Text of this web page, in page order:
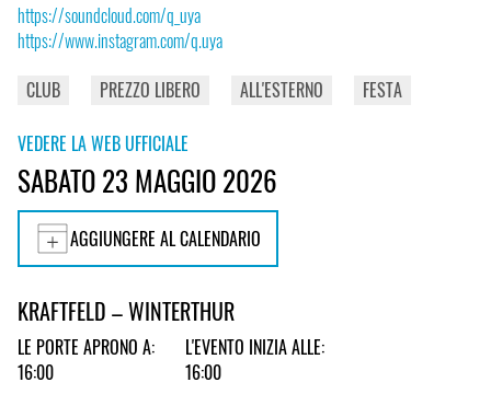
https://soundcloud.com/q_uya
https://www.instagram.com/q.uya
CLUB
PREZZO LIBERO ALL'ESTERNO FESTA
VEDERE LA WEB UFFICIALE
SABATO 23 MAGGIO 2026
AGGIUNGERE AL CALENDARIO
KRAFTFELD – WINTERTHUR
LE PORTE APRONO A:
16:00
L'EVENTO INIZIA ALLE:
16:00